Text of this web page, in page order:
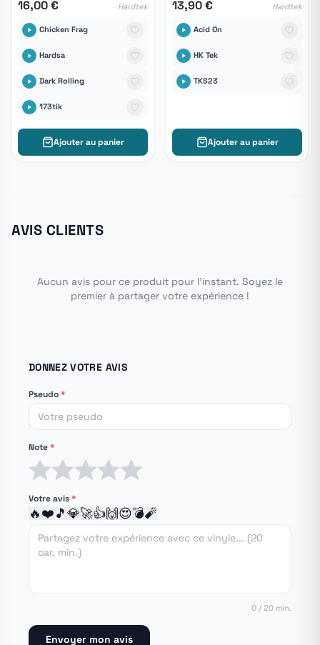
16,00 € Hardtek
Chicken Frag
Hardsa
Dark Rolling
173tik
Ajouter au panier
13,90 € Hardtek
Acid On
HK Tek
TKS23
Ajouter au panier
AVIS CLIENTS
Aucun avis pour ce produit pour l'instant. Soyez le
premier à partager votre expérience !
DONNEZ VOTRE AVIS
Pseudo*
Note*
Votre avis*
🔥❤️🎵💎🚀👍🙌😍💣🧨
0 / 20 min.
Envoyer mon avis